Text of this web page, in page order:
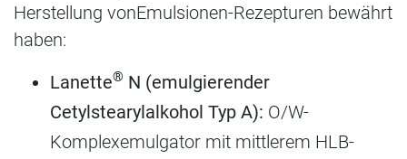
Herstellung vonEmulsionen-Rezepturen bewährt
haben:
Lanette® N (emulgierender
Cetylstearylalkohol Typ A): O/W-
Komplexemulgator mit mittlerem HLB-